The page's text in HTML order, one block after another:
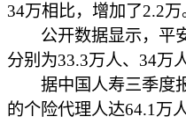
34万相比，增加了2.2万
公开数据显示，平安
分别为33.3万人、34万
据中国人寿三季度报
的个险代理人达64.1万